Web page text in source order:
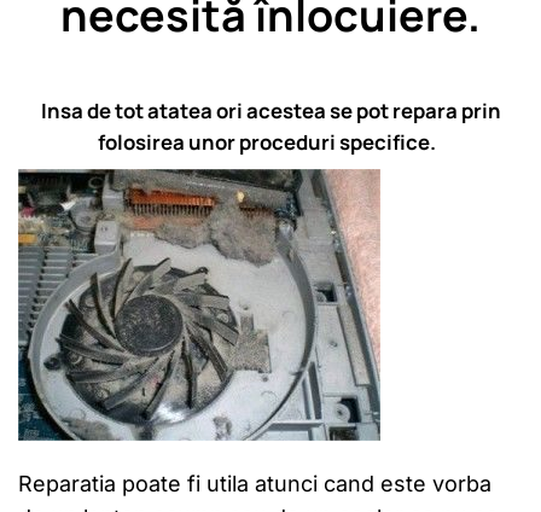
necesită înlocuiere.
Insa de tot atatea ori acestea se pot repara prin
folosirea unor proceduri specifice.
Reparatia poate fi utila atunci cand este vorba